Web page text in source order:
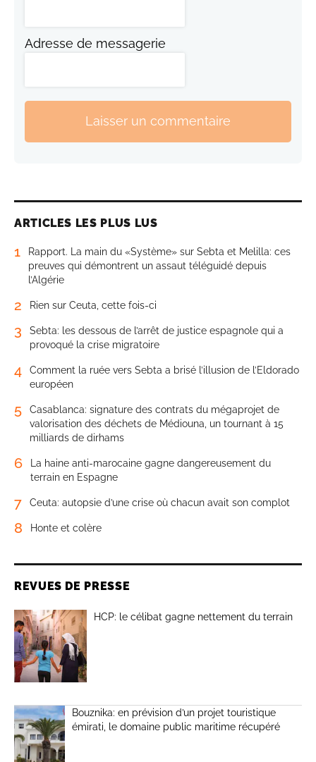
Adresse de messagerie
Laisser un commentaire
ARTICLES LES PLUS LUS
1
Rapport. La main du «Système» sur Sebta et Melilla: ces
preuves qui démontrent un assaut téléguidé depuis
l’Algérie
2 Rien sur Ceuta, cette fois-ci
3
Sebta: les dessous de l’arrêt de justice espagnole qui a
provoqué la crise migratoire
4
Comment la ruée vers Sebta a brisé l’illusion de l’Eldorado
européen
5
Casablanca: signature des contrats du mégaprojet de
valorisation des déchets de Médiouna, un tournant à 15
milliards de dirhams
6
La haine anti-marocaine gagne dangereusement du
terrain en Espagne
7 Ceuta: autopsie d’une crise où chacun avait son complot
8 Honte et colère
REVUES DE PRESSE
HCP: le célibat gagne nettement du terrain
Bouznika: en prévision d’un projet touristique
émirati, le domaine public maritime récupéré